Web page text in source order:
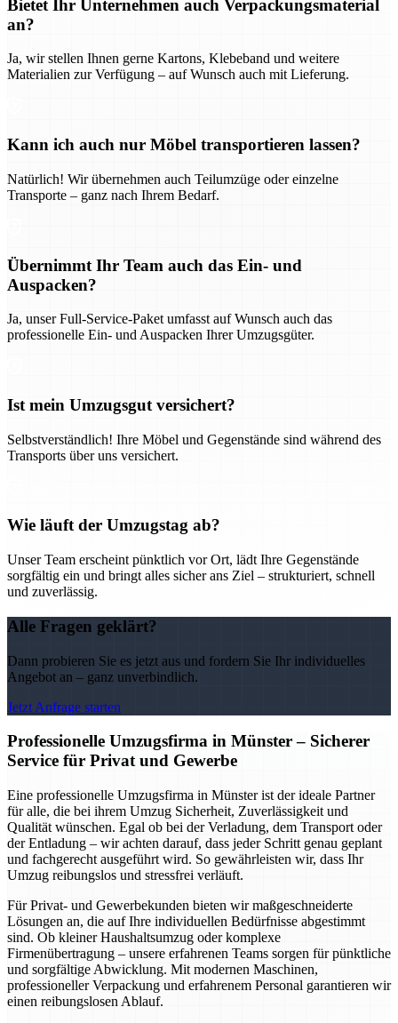
Bietet Ihr Unternehmen auch Verpackungsmaterial
an?
Ja, wir stellen Ihnen gerne Kartons, Klebeband und weitere
Materialien zur Verfügung – auf Wunsch auch mit Lieferung.
Kann ich auch nur Möbel transportieren lassen?
Natürlich! Wir übernehmen auch Teilumzüge oder einzelne
Transporte – ganz nach Ihrem Bedarf.
Übernimmt Ihr Team auch das Ein- und
Auspacken?
Ja, unser Full-Service-Paket umfasst auf Wunsch auch das
professionelle Ein- und Auspacken Ihrer Umzugsgüter.
Ist mein Umzugsgut versichert?
Selbstverständlich! Ihre Möbel und Gegenstände sind während des
Transports über uns versichert.
Wie läuft der Umzugstag ab?
Unser Team erscheint pünktlich vor Ort, lädt Ihre Gegenstände
sorgfältig ein und bringt alles sicher ans Ziel – strukturiert, schnell
und zuverlässig.
Alle Fragen geklärt?
Dann probieren Sie es jetzt aus und fordern Sie Ihr individuelles
Angebot an – ganz unverbindlich.
Jetzt Anfrage starten
Professionelle Umzugsfirma in Münster – Sicherer
Service für Privat und Gewerbe
Eine professionelle Umzugsfirma in Münster ist der ideale Partner
für alle, die bei ihrem Umzug Sicherheit, Zuverlässigkeit und
Qualität wünschen. Egal ob bei der Verladung, dem Transport oder
der Entladung – wir achten darauf, dass jeder Schritt genau geplant
und fachgerecht ausgeführt wird. So gewährleisten wir, dass Ihr
Umzug reibungslos und stressfrei verläuft.
Für Privat- und Gewerbekunden bieten wir maßgeschneiderte
Lösungen an, die auf Ihre individuellen Bedürfnisse abgestimmt
sind. Ob kleiner Haushaltsumzug oder komplexe
Firmenübertragung – unsere erfahrenen Teams sorgen für pünktliche
und sorgfältige Abwicklung. Mit modernen Maschinen,
professioneller Verpackung und erfahrenem Personal garantieren wir
einen reibungslosen Ablauf.